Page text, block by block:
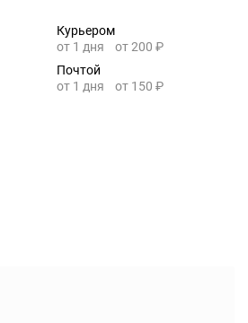
Курьером
от 1 дня
от 200 ₽
Почтой
от 1 дня
от 150 ₽